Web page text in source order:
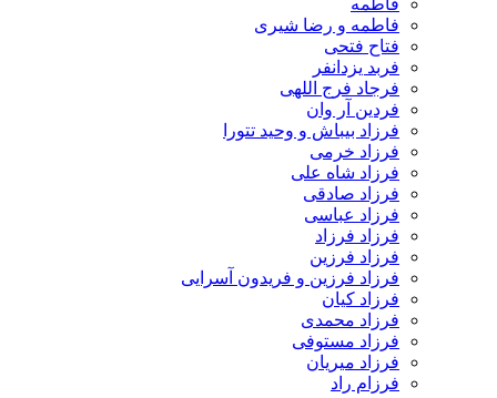
فاطمه
فاطمه و رضا شیری
فتاح فتحی
فربد یزدانفر
فرجاد فرج اللهی
فردین آر وان
فرزاد بیباش و وحید تتورا
فرزاد خرمی
فرزاد شاه علی
فرزاد صادقی
فرزاد عباسی
فرزاد فرزاد
فرزاد فرزین
فرزاد فرزین و فریدون آسرایی
فرزاد کیان
فرزاد محمدی
فرزاد مستوفی
فرزاد میریان
فرزام راد